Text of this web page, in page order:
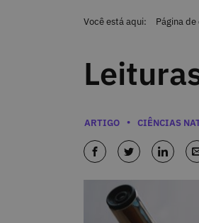
Você está aqui: Página
Categorias
ARTIGO CIÊNCIAS